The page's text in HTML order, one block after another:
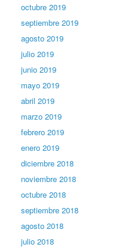
octubre 2019
septiembre 2019
agosto 2019
julio 2019
junio 2019
mayo 2019
abril 2019
marzo 2019
febrero 2019
enero 2019
diciembre 2018
noviembre 2018
octubre 2018
septiembre 2018
agosto 2018
julio 2018